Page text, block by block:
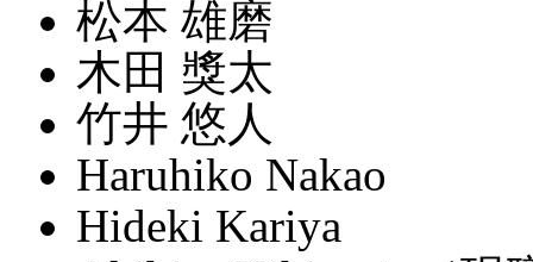
松本 雄磨
木田 獎太
竹井 悠人
Haruhiko Nakao
Hideki Kariya